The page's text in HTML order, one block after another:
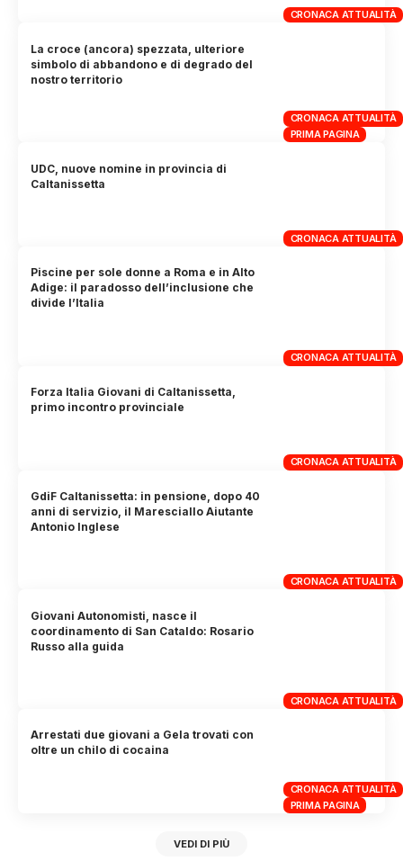
CRONACA ATTUALITÀ
CRONACA ATTUALITÀ
PRIMA PAGINA
La croce (ancora) spezzata, ulteriore
simbolo di abbandono e di degrado del
nostro territorio
CRONACA ATTUALITÀ
UDC, nuove nomine in provincia di
Caltanissetta
CRONACA ATTUALITÀ
Piscine per sole donne a Roma e in Alto
Adige: il paradosso dell’inclusione che
divide l’Italia
CRONACA ATTUALITÀ
Forza Italia Giovani di Caltanissetta,
primo incontro provinciale
CRONACA ATTUALITÀ
GdiF Caltanissetta: in pensione, dopo 40
anni di servizio, il Maresciallo Aiutante
Antonio Inglese
CRONACA ATTUALITÀ
Giovani Autonomisti, nasce il
coordinamento di San Cataldo: Rosario
Russo alla guida
CRONACA ATTUALITÀ
PRIMA PAGINA
Arrestati due giovani a Gela trovati con
oltre un chilo di cocaina
VEDI DI PIÙ